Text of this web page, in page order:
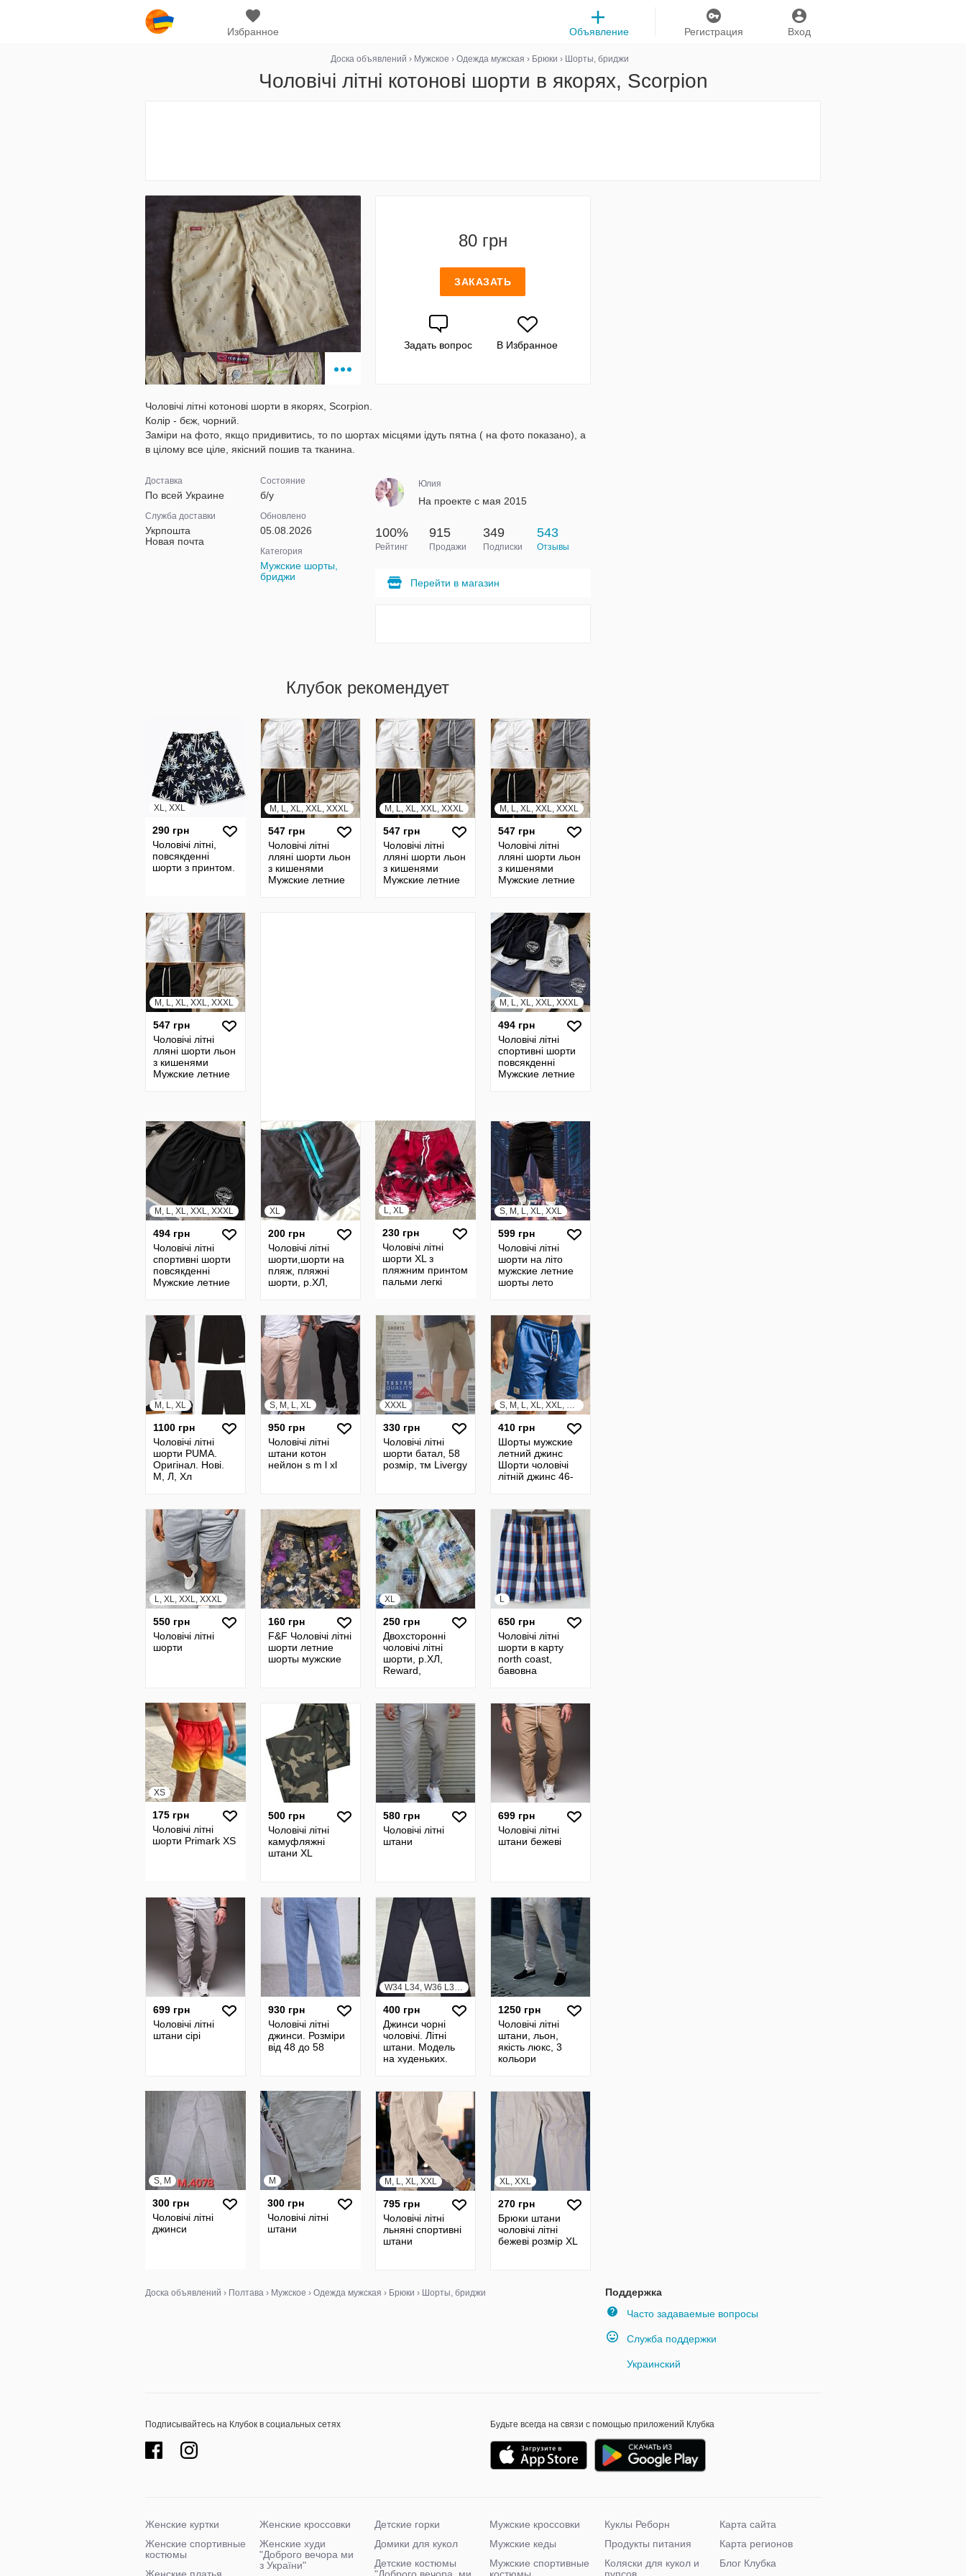
Избранное Вход
Регистрация
Объявление
Доска объявлений › Мужское › Одежда мужская › Брюки › Шорты, бриджи
Чоловічі літні котонові шорти в якорях, Scorpion
80 грн
ЗАКАЗАТЬ
Задать вопрос В Избранное
Чоловічі літні котонові шорти в якорях, Scorpion.
Колір - бєж, чорний.
Заміри на фото, якщо придивитись, то по шортах місцями ідуть пятна ( на фото показано), а
в цілому все ціле, якісний пошив та тканина.
Доставка
По всей Украине
Служба доставки
Укрпошта
Новая почта
Состояние
б/у
Обновлено
05.08.2026
Категория
Мужские шорты,
бриджи
Юлия
На проекте с мая 2015
100%
Рейтинг
915
Продажи
349
Подписки
543
Отзывы
Перейти в магазин
Клубок рекомендует
XL, XXL
290 грн
Чоловічі літні,
повсякденні
шорти з принтом.
M, L, XL, XXL, XXXL
547 грн
Чоловічі літні
лляні шорти льон
з кишенями
Мужские летние
M, L, XL, XXL, XXXL
547 грн
Чоловічі літні
лляні шорти льон
з кишенями
Мужские летние
M, L, XL, XXL, XXXL
547 грн
Чоловічі літні
лляні шорти льон
з кишенями
Мужские летние
карманами лен
M, L, XL, XXL, XXXL
547 грн
Чоловічі літні
лляні шорти льон
з кишенями
Мужские летние
M, L, XL, XXL, XXXL
494 грн
Чоловічі літні
спортивні шорти
повсякденні
Мужские летние
шерты
M, L, XL, XXL, XXXL
494 грн
Чоловічі літні
спортивні шорти
повсякденні
Мужские летние
повседневные
шерты
XL
200 грн
Чоловічі літні
шорти,шорти на
пляж, пляжні
шорти, р.ХЛ,
L, XL
230 грн
Чоловічі літні
шорти XL з
пляжним принтом
пальми легкі
S, M, L, XL, XXL
599 грн
Чоловічі літні
шорти на літо
мужские летние
шорты лето
M, L, XL
1100 грн
Чоловічі літні
шорти PUMA.
Оригінал. Нові.
М, Л, Хл
S, M, L, XL
950 грн
Чоловічі літні
штани котон
нейлон s m l xl
XXXL
330 грн
Чоловічі літні
шорти батал, 58
розмір, тм Livergy
S, M, L, XL, XXL, XXXL
410 грн
Шорты мужские
летний джинс
Шорти чоловічі
літній джинс 46-
L, XL, XXL, XXXL
550 грн
Чоловічі літні
шорти
160 грн
F&F Чоловічі літні
шорти летние
шорты мужские
XL
250 грн
Двохсторонні
чоловічі літні
шорти, р.ХЛ,
Reward,
L
650 грн
Чоловічі літні
шорти в карту
north coast,
бавовна
XS
175 грн
Чоловічі літні
шорти Primark XS
500 грн
Чоловічі літні
камуфляжні
штани XL
580 грн
Чоловічі літні
штани
699 грн
Чоловічі літні
штани бежеві
699 грн
Чоловічі літні
штани сірі
930 грн
Чоловічі літні
джинси. Розміри
від 48 до 58
W34 L34, W36 L34, W38 L34
400 грн
Джинси чорні
чоловічі. Літні
штани. Модель
на худеньких.
1250 грн
Чоловічі літні
штани, льон,
якість люкс, 3
кольори
S, M
300 грн
Чоловічі літні
джинси
M
300 грн
Чоловічі літні
штани
M, L, XL, XXL
795 грн
Чоловічі літні
льняні спортивні
штани
XL, XXL
270 грн
Брюки штани
чоловічі літні
бежеві розмір XL
Поддержка
Часто задаваемые вопросы
Служба поддержки
Украинский
Доска объявлений › Полтава › Мужское › Одежда мужская › Брюки › Шорты, бриджи
Подписывайтесь на Клубок в социальных сетях Будьте всегда на связи с помощью приложений Клубка
Женские куртки
Женские спортивные
костюмы
Женские кроссовки
Женские худи
"Доброго вечора ми
з України"
Детские горки
Домики для кукол
Детские костюмы
Мужские кроссовки
Мужские кеды
Мужские спортивные
Куклы Реборн
Продукты питания
Коляски для кукол и
Карта сайта
Карта регионов
Блог Клубка